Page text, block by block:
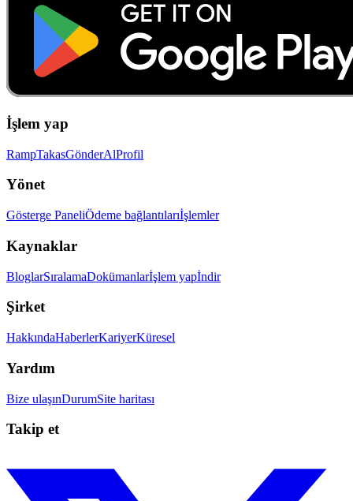
İşlem yap
RampTakasGönderAlProfil
Yönet
Gösterge PaneliÖdeme bağlantılarıİşlemler
Kaynaklar
BloglarSıralamaDokümanlarİşlem yapİndir
Şirket
HakkındaHaberlerKariyerKüresel
Yardım
Bize ulaşınDurumSite haritası
Takip et